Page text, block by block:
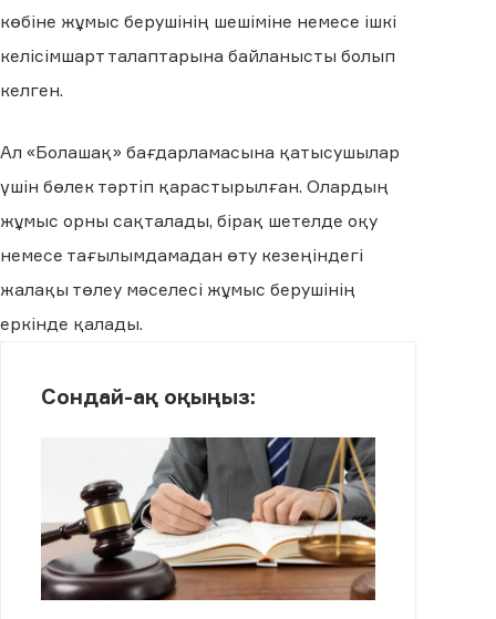
көбіне жұмыс берушінің шешіміне немесе ішкі
келісімшарт талаптарына байланысты болып
келген.
Ал «Болашақ» бағдарламасына қатысушылар
үшін бөлек тәртіп қарастырылған. Олардың
жұмыс орны сақталады, бірақ шетелде оқу
немесе тағылымдамадан өту кезеңіндегі
жалақы төлеу мәселесі жұмыс берушінің
еркінде қалады.
Сондай-ақ оқыңыз: